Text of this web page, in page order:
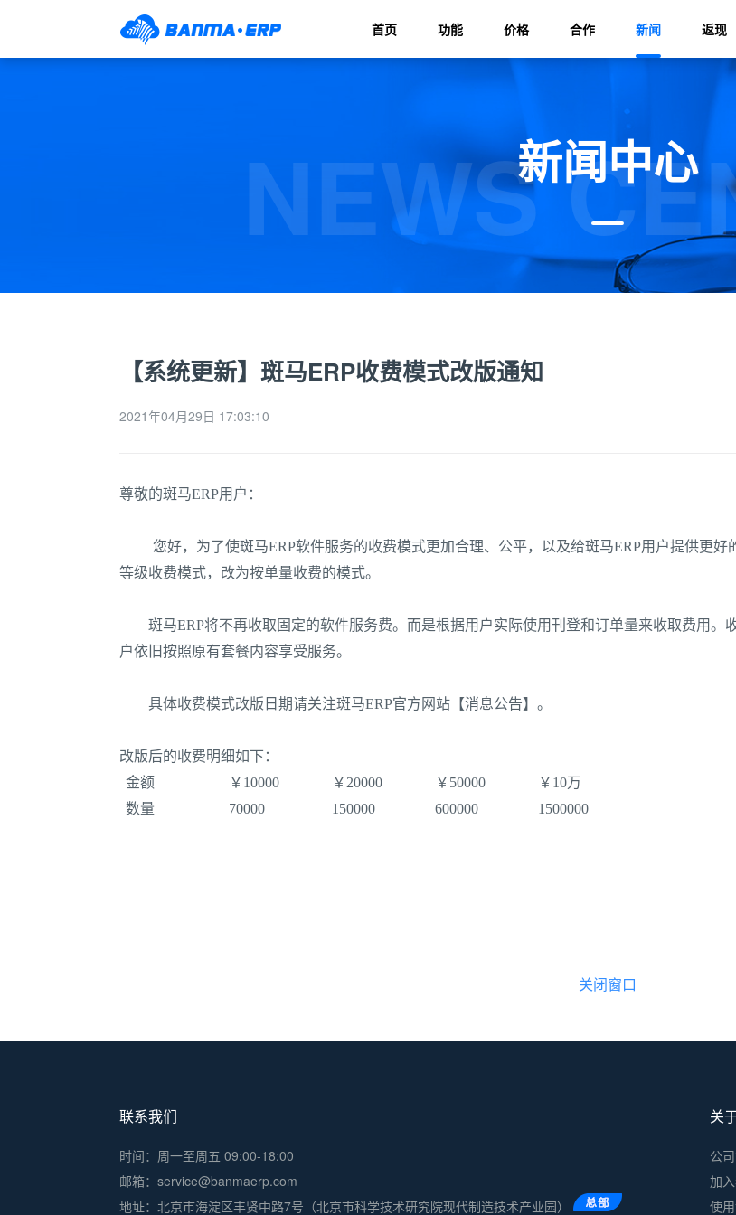
首页 功能 价格 合作 新闻 返现
NEWS新闻中心
【系统更新】斑马ERP收费模式改版通知
2021年04月29日 17:03:10
尊敬的斑马ERP用户：
您好，为了使斑马ERP软件服务的收费模式更加合理、公平，以及给斑马ERP用户提供更好
等级收费模式，改为按单量收费的模式。
斑马ERP将不再收取固定的软件服务费。而是根据用户实际使用刊登和订单量来收取费用。
户依旧按照原有套餐内容享受服务。
具体收费模式改版日期请关注斑马ERP官方网站【消息公告】。
改版后的收费明细如下：
金额
￥10000 ￥20000 ￥50000
￥10万
数量
70000 150000 600000 1500000
关闭窗口
联系我们
时间：周一至周五 09:00-18:00
邮箱：service@banmaerp.com
地址： 北京市海淀区丰贤中路7号（北京市科学技术研究院现代制造技术产业园）
关
公
加
使